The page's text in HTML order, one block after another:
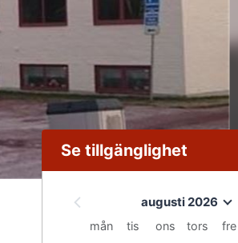
Se tillgänglighet
augusti 2026
mån tis ons tors fre